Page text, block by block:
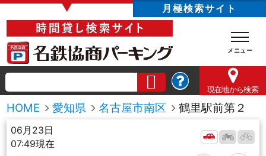
▼ 月極検索サイト
現在地から検索
HOME 愛知県 名古屋市南区 鶴里駅前第２
06月23日
07:49現在